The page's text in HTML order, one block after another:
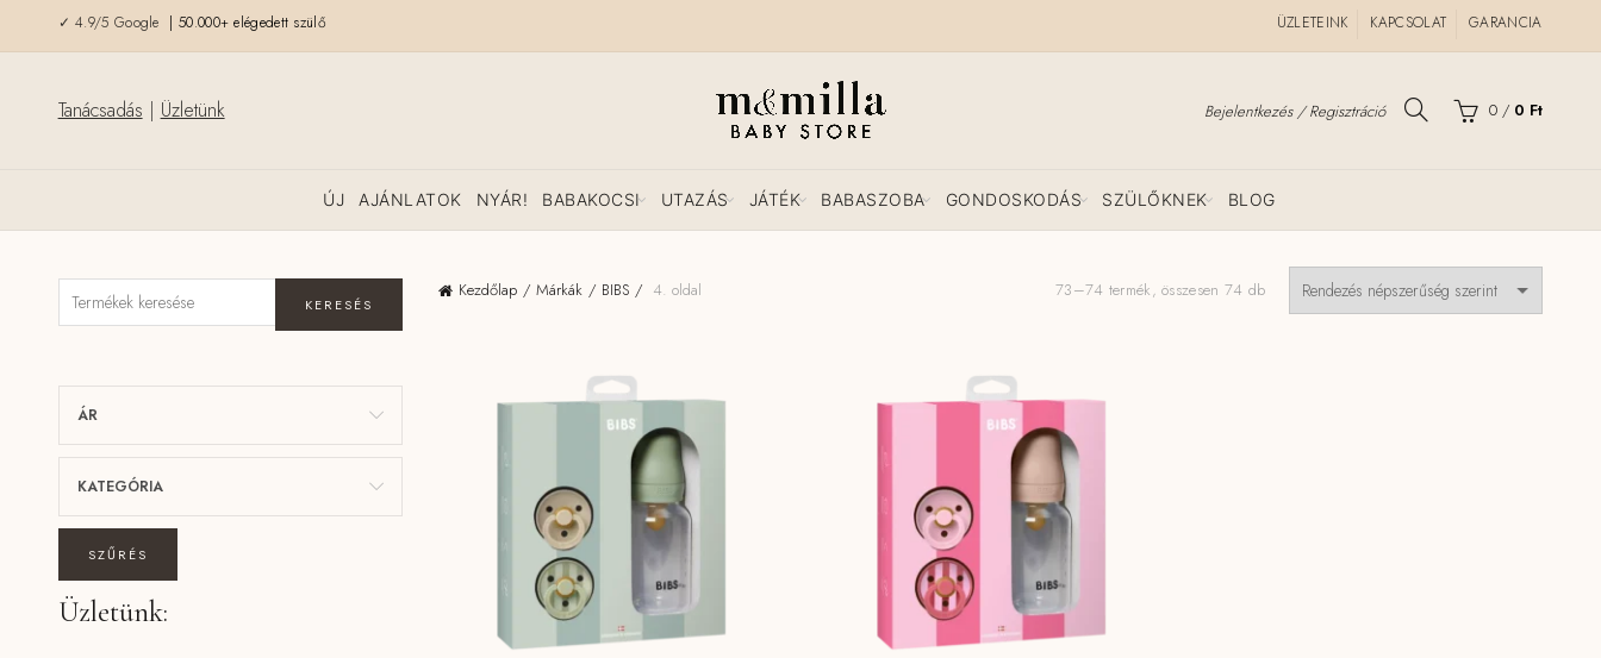
✓ 4.9/5 Google | 50.000+ elégedett szülő ÜZLETEINK KAPCSOLAT GARANCIA
Tanácsadás | Üzletünk Bejelentkezés / Regisztráció 0 / 0 Ft
ÚJ AJÁNLATOK NYÁR! BABAKOCSI UTAZÁS JÁTÉK BABASZOBA GONDOSKODÁS SZÜLŐKNEK BLOG
Kezdőlap Márkák BIBS 4. oldal 73–74 termék, összesen 74 dbSorted
KERESÉS
ÁR
KATEGÓRIA
SZŰRÉS
Üzletünk: